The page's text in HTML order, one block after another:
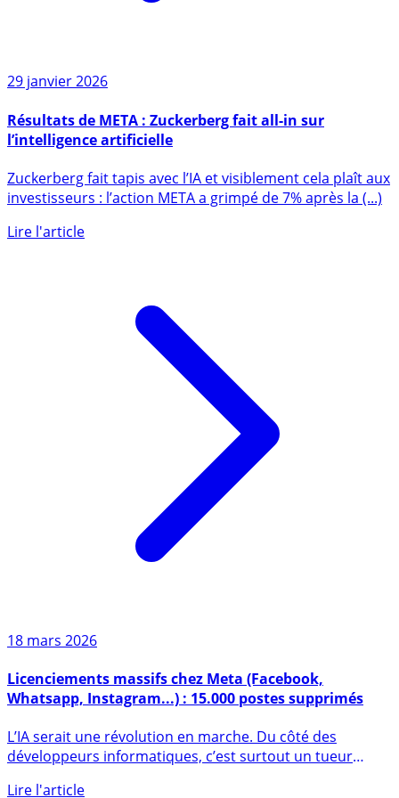
29 janvier 2026
Résultats de META : Zuckerberg fait all-in sur
l’intelligence artificielle
investisseurs : l’action META a grimpé de 7% après la (...)
18 mars 2026
Whatsapp, Instagram...) : 15.000 postes supprimés
développeurs informatiques, c’est surtout un tueur